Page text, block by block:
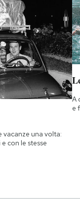
vacanze una volta:
con le stesse
A
e